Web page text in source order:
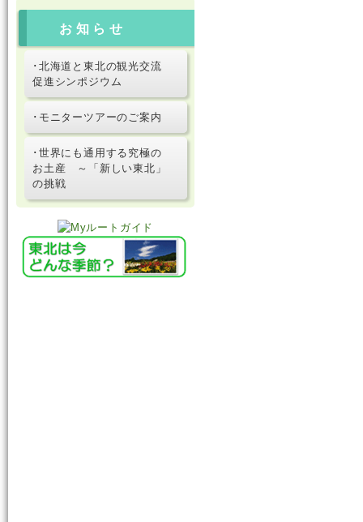
お知らせ
･北海道と東北の観光交流
促進シンポジウム
･モニターツアーのご案内
･世界にも通用する究極の
お土産 ～「新しい東北」
の挑戦